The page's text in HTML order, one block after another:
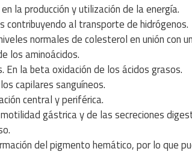
la producción y utilización de la energía.
contribuyendo al transporte de hidrógenos.
normales de colesterol en unión con
los aminoácidos.
la beta oxidación de los ácidos grasos.
capilares sanguíneos.
central y periférica.
gástrica y de las secreciones
del pigmento hemático, por lo que